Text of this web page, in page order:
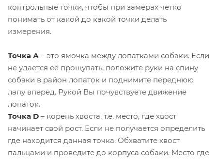
контрольные точки, чтобы при замерах четко
понимать от какой до какой точки делать
измерения.
Точка А – это ямочка между лопатками собаки. Если
не удается её прощупать, положите руки на спину
собаки в район лопаток и поднимите переднюю
лапу вперед. Рукой Вы почувствуете движение
лопаток.
Точка D – корень хвоста, т.е. место, где хвост
начинает свой рост. Если не получается определить
где находится данная точка. Обхватите хвост
пальцами и проведите до корпуса собаки. Место где